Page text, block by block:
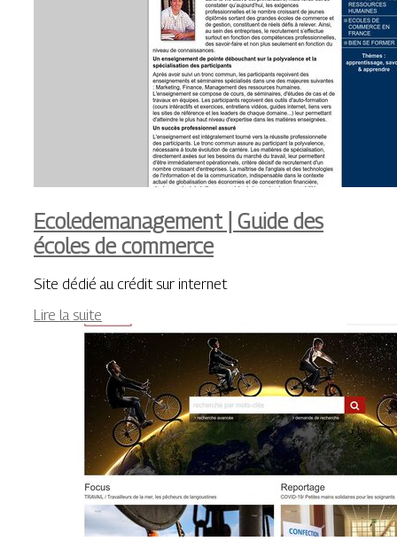
Ecoledemanage­ment | Guide des
écoles de commerce
Site dédié au crédit sur internet
Lire la suite